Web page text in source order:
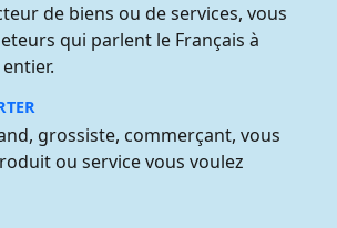
de biens ou de services, vous
qui parlent le Français à
grossiste, commerçant, vous
ou service vous voulez